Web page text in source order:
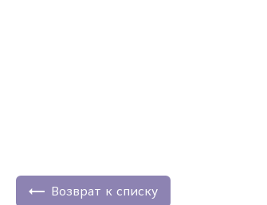
Возврат к списку